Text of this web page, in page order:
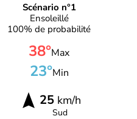
Scénario n°1
Ensoleillé
100% de probabilité
38°Max
23°Min
25km/h
Sud